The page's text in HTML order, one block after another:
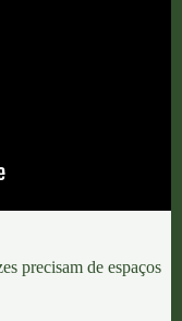
precisam de espaços